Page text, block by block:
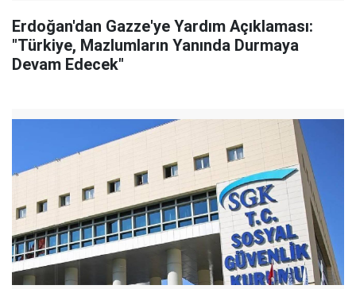
Erdoğan'dan Gazze'ye Yardım Açıklaması:
"Türkiye, Mazlumların Yanında Durmaya
Devam Edecek"